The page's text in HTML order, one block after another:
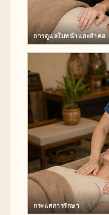
การดูแลใบหน้าและลำคอ
กระแสการรักษา